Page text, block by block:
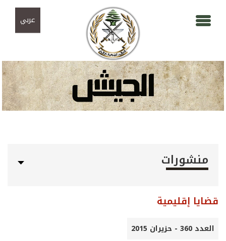
عربي
منشورات
قضايا إقليمية
العدد 360 - حزيران 2015